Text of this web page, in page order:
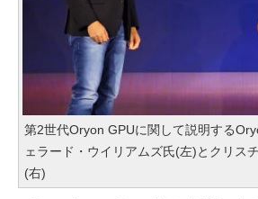
第2世代Oryon GPUに関して説明する
ェラード・ウイリアムズ氏(左)とクリス
(右)